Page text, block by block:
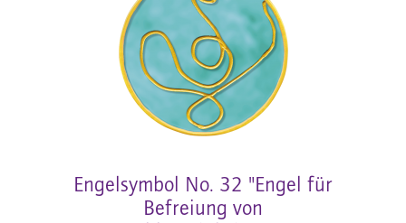
Engelsymbol No. 32 "Engel für
Befreiung von